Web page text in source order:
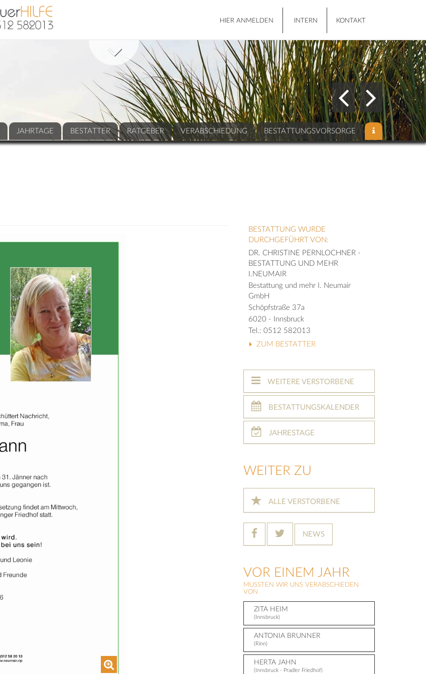
HIER ANMELDEN INTERN KONTAKT
JAHRTAGE BESTATTER RATGEBER VERABSCHIEDUNG BESTATTUNGSVORSORGE
BESTATTUNG WURDE
DURCHGEFÜHRT VON:
DR. CHRISTINE PERNLOCHNER -
BESTATTUNG UND MEHR
I.NEUMAIR
Bestattung und mehr I. Neumair
GmbH
Schöpfstraße 37a
6020 - Innsbruck
Tel.: 0512 582013
ZUM BESTATTER
WEITERE VERSTORBENE
BESTATTUNGSKALENDER
JAHRESTAGE
WEITER ZU
ALLE VERSTORBENE
NEWS
VOR EINEM JAHR
MUSSTEN WIR UNS VERABSCHIEDEN
VON
ZITA HEIM
(Innsbruck)
ANTONIA BRUNNER
(Rinn)
HERTA JAHN
(Innsbruck - Pradler Friedhof)